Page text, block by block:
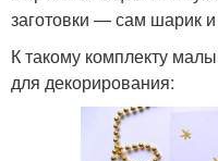
заготовки — сам шарик
К такому комплекту
для декорирования: